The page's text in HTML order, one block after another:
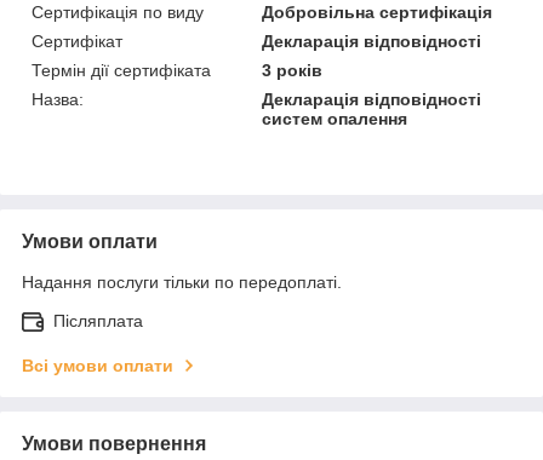
Сертифікація по виду
Добровільна сертифікація
Сертифікат
Декларація відповідності
Термін дії сертифіката
3 років
Назва:
Декларація відповідності
систем опалення
Умови оплати
Надання послуги тільки по передоплаті.
Післяплата
Всі умови оплати
Умови повернення